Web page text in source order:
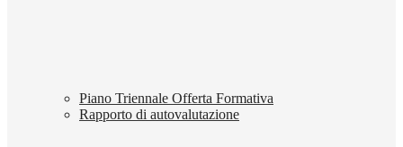
Piano Triennale Offerta Formativa
Rapporto di autovalutazione